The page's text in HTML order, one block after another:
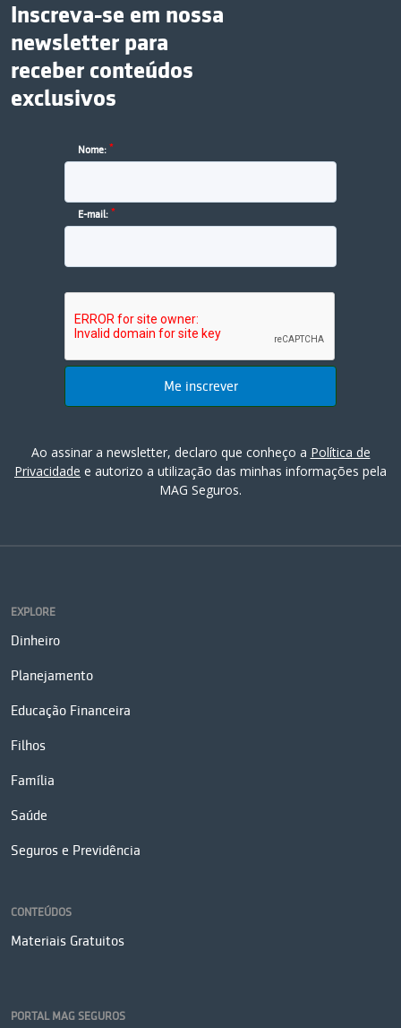
Inscreva-se em nossa
newsletter para
receber conteúdos
exclusivos
Nome: *
E-mail: *
Ao assinar a newsletter, declaro que conheço a Política de
Privacidade e autorizo a utilização das minhas informações pela
MAG Seguros.
EXPLORE
Dinheiro
Planejamento
Educação Financeira
Filhos
Família
Saúde
Seguros e Previdência
CONTEÚDOS
Materiais Gratuitos
PORTAL MAG SEGUROS